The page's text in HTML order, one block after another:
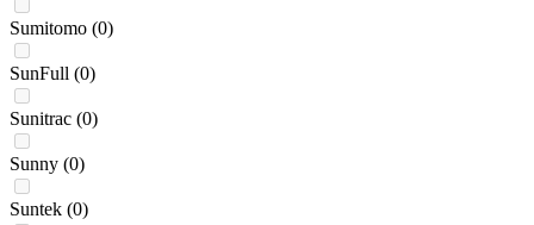
Sumitomo (0)
SunFull (0)
Sunitrac (0)
Sunny (0)
Suntek (0)